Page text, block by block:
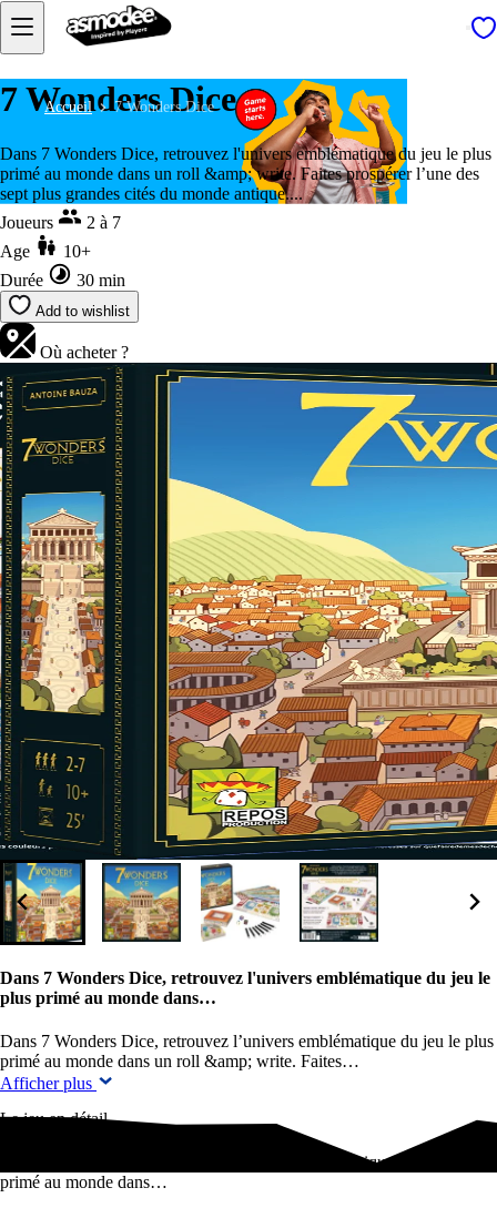
Accueil 7 Wonders Dice
7 Wonders Dice
Dans 7 Wonders Dice, retrouvez l'univers emblématique du jeu le plus
primé au monde dans un roll &amp; write. Faites prospérer l’une des
sept plus grandes cités du monde antique....
Joueurs
2 à 7
Age
10+
Durée
30 min
Add to wishlist
Où acheter ?
Dans 7 Wonders Dice, retrouvez l'univers emblématique du jeu le
plus primé au monde dans…
Dans 7 Wonders Dice, retrouvez l’univers emblématique du jeu le plus
primé au monde dans un roll &amp; write. Faites…
Afficher plus
Le jeu en détail
Dans 7 Wonders Dice, retrouvez l'univers emblématique du jeu le plus
primé au monde dans…